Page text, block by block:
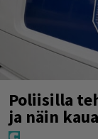
Poliisilla
ja näin